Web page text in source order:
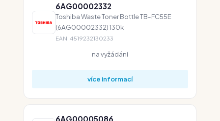
6AG00002332
Toshiba Waste Toner Bottle TB-FC55E
(6AG00002332) 130k
EAN: 4519232130233
na vyžádání
více informací
6AG00005086